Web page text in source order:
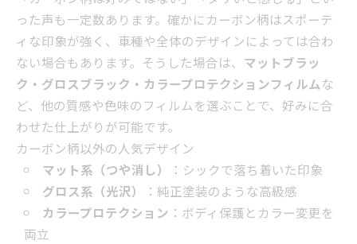
った声も一定数あります。確かにカーボン柄はスポーテ
ィな印象が強く、車種や全体のデザインによっては合わ
ない場合もあります。そうした場合は、 マットブラッ
ク・グロスブラック・カラープロテクションフィルムな
ど、他の質感や色味のフィルムを選ぶことで、好みに合
わせた仕上がりが可能です。
カーボン柄以外の人気デザイン
マット系（つや消し）
：シックで落ち着いた印象
グロス系（光沢）
：純正塗装のような高級感
カラープロテクション ：ボディ保護とカラー変更を
両立